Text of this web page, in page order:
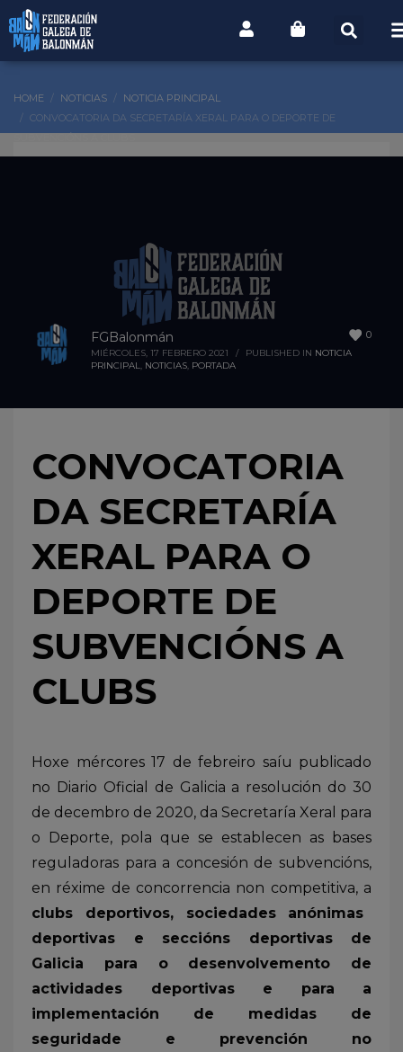
HOME NOTICIAS
NOTICIA PRINCIPAL
CONVOCATORIA DA SECRETARÍA XERAL PARA O DEPORTE DE
0
FGBalonmán
MIÉRCOLES, 17 FEBRERO 2021 / PUBLISHED IN NOTICIA
PRINCIPAL, NOTICIAS, PORTADA
CONVOCATORIA
DA SECRETARÍA
XERAL PARA O
DEPORTE DE
SUBVENCIÓNS A
CLUBS
Hoxe mércores 17 de febreiro saíu publicado
no Diario Oficial de Galicia a resolución do 30
de decembro de 2020, da Secretaría Xeral para
o Deporte, pola que se establecen as bases
reguladoras para a concesión de subvencións,
en réxime de concorrencia non competitiva, a
clubs deportivos, sociedades anónimas
deportivas e seccións deportivas de
Galicia para o desenvolvemento de
actividades deportivas e para a
implementación de medidas de
seguridade e prevención no